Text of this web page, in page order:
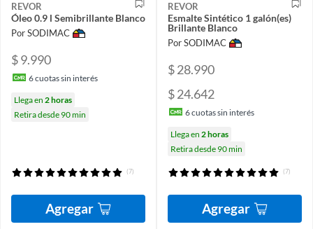
REVOR
Óleo 0.9 l Semibrillante Blanco
Por SODIMAC
$ 9.990
6cuotas sin interés
Llega en 2 horas
Retira desde 90 min
(7)
Agregar
REVOR
Esmalte Sintético 1 galón(es)
Brillante Blanco
Por SODIMAC
$ 28.990
$ 24.642
6cuotas sin interés
Llega en 2 horas
Retira desde 90 min
(7)
Agregar